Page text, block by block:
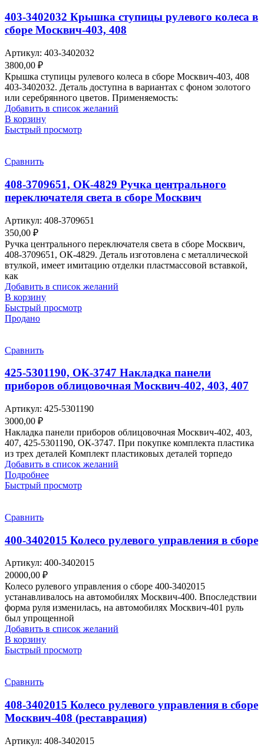
403-3402032 Крышка ступицы рулевого колеса в
сборе Москвич-403, 408
Артикул: 403-3402032
3800,00 ₽
Крышка ступицы рулевого колеса в сборе Москвич-403, 408
403-3402032. Деталь доступна в вариантах с фоном золотого
или серебрянного цветов. Применяемость:
Добавить в список желаний
В корзину
Быстрый просмотр
Сравнить
408-3709651, ОК-4829 Ручка центрального
переключателя света в сборе Москвич
Артикул: 408-3709651
350,00 ₽
Ручка центрального переключателя света в сборе Москвич,
408-3709651, ОК-4829. Деталь изготовлена с металлической
втулкой, имеет имитацию отделки пластмассовой вставкой,
как
Добавить в список желаний
В корзину
Быстрый просмотр
Продано
Сравнить
425-5301190, ОК-3747 Накладка панели
приборов облицовочная Москвич-402, 403, 407
Артикул: 425-5301190
3000,00 ₽
Накладка панели приборов облицовочная Москвич-402, 403,
407, 425-5301190, ОК-3747. При покупке комплекта пластика
из трех деталей Комплект пластиковых деталей торпедо
Добавить в список желаний
Подробнее
Быстрый просмотр
Сравнить
400-3402015 Колесо рулевого управления в сборе
Артикул: 400-3402015
20000,00 ₽
Колесо рулевого управления о сборе 400-3402015
устанавливалось на автомобилях Москвич-400. Впоследствии
форма руля изменилась, на автомобилях Москвич-401 руль
был упрощенной
Добавить в список желаний
В корзину
Быстрый просмотр
Сравнить
408-3402015 Колесо рулевого управления в сборе
Москвич-408 (реставрация)
Артикул: 408-3402015